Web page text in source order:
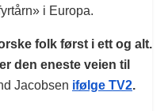
i Europa.
folk først i ett og alt.
den eneste veien til
Jacobsen ifølge TV2.